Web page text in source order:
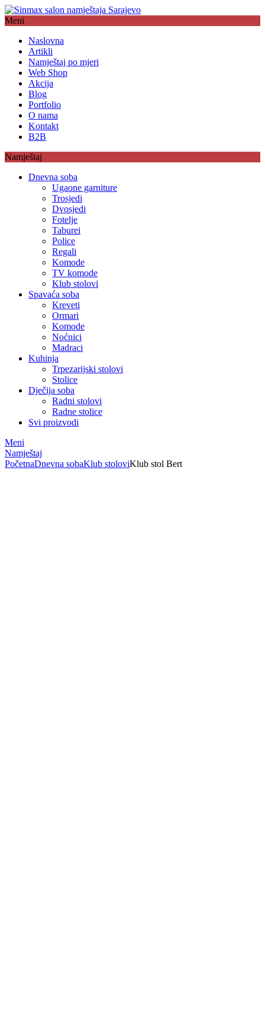
Meni
Naslovna
Artikli
Namještaj po mjeri
Web Shop
Akcija
Blog
Portfolio
O nama
Kontakt
B2B
Namještaj
Dnevna soba
Ugaone garniture
Trosjedi
Dvosjedi
Fotelje
Taburei
Police
Regali
Komode
TV komode
Klub stolovi
Spavaća soba
Kreveti
Ormari
Komode
Noćnici
Madraci
Kuhinja
Trpezarijski stolovi
Stolice
Dječija soba
Radni stolovi
Radne stolice
Svi proizvodi
Meni
Namještaj
PočetnaDnevna sobaKlub stoloviKlub stol Bert